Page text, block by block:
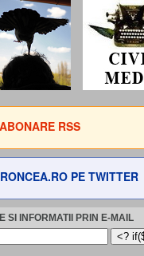
ABONARE RSS
RONCEA.RO PE TWITTER
SI INFORMATII PRIN E-MAIL